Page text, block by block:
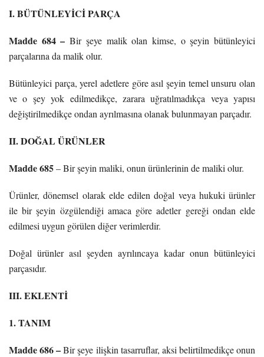
I. BÜTÜNLEYİCİ PARÇA
Madde 684 –Bir şeye malik olan kimse, o şeyin bütünleyici
parçalarına da malik olur.
Bütünleyici parça, yerel adetlere göre asıl şeyin temel unsuru olan
ve o şey yok edilmedikçe, zarara uğratılmadıkça veya yapısı
değiştirilmedikçe ondan ayrılmasına olanak bulunmayan parçadır.
II. DOĞAL ÜRÜNLER
Madde 685– Bir şeyin maliki, onun ürünlerinin de maliki olur.
Ürünler, dönemsel olarak elde edilen doğal veya hukuki ürünler
ile bir şeyin özgülendiği amaca göre adetler gereği ondan elde
edilmesi uygun görülen diğer verimlerdir.
Doğal ürünler asıl şeyden ayrılıncaya kadar onun bütünleyici
parçasıdır.
III. EKLENTİ
1. TANIM
Madde 686 –Bir şeye ilişkin tasarruflar, aksi belirtilmedikçe onun